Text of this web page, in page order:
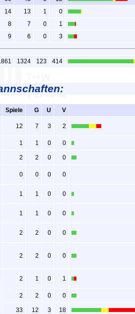
14 13 1
0
8 7 0
1
9 6 0 3
1324 123 414
Spiele G U
V
12 7 3 2
1 1 0 0
2 2 0
0
0 0 0 0
1 1 0 0
1 1 0 0
2 2 0 0
2 2 0 0
2 1 0 1
2 2 0 0
33 12 3 18